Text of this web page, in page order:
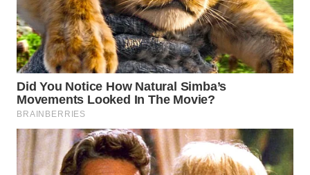
WN
DEPOK
WN
TAPANULI
UTARA
WN
SAMOSIR